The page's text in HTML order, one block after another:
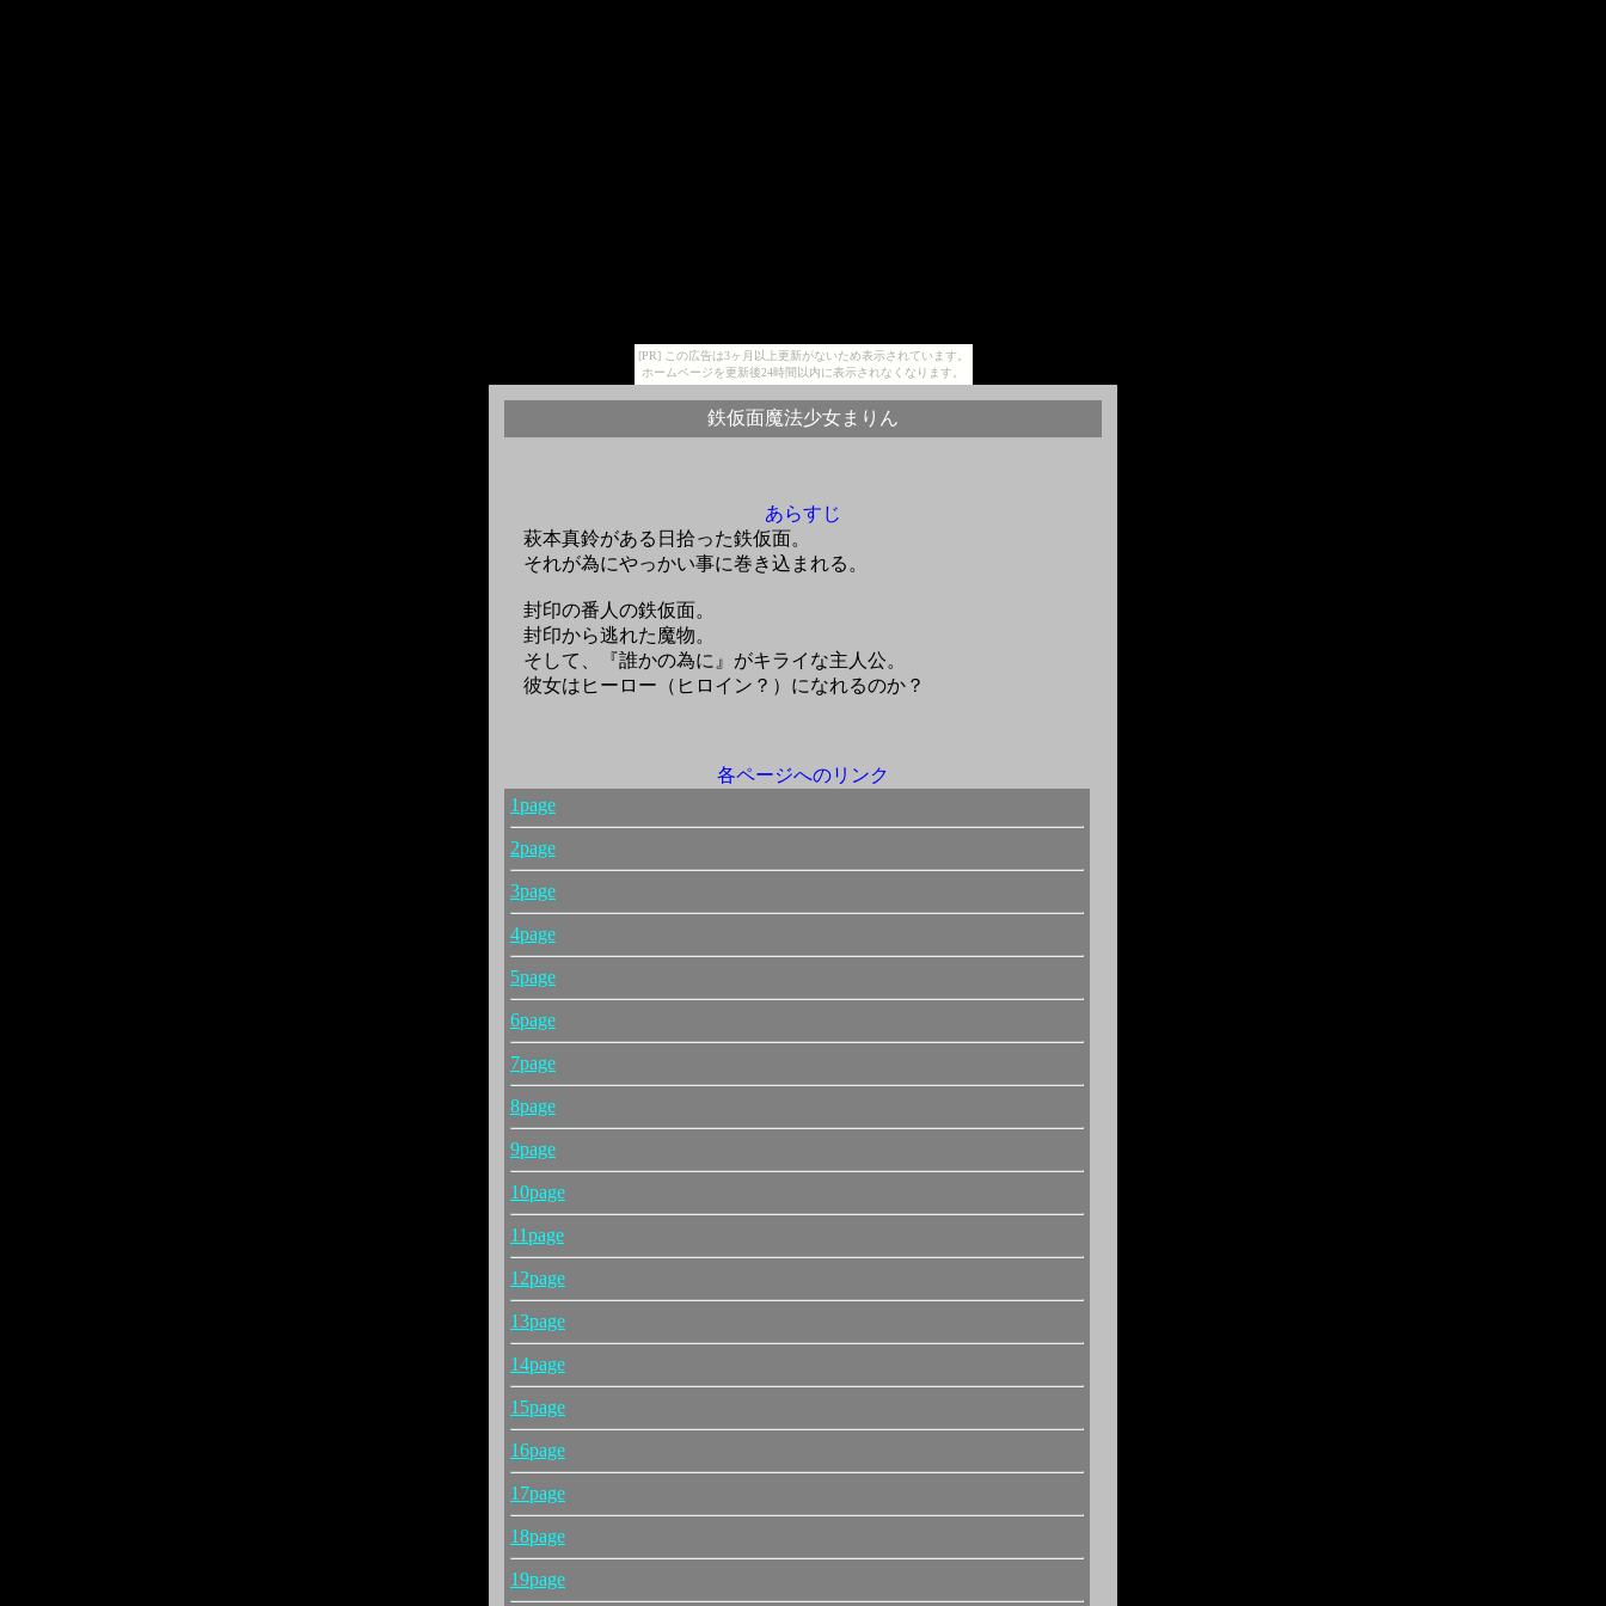
[PR] この広告は3ヶ月以上更新がないため表示されています。
ホームページを更新後24時間以内に表示されなくなります。
鉄仮面魔法少女まりん
あらすじ
萩本真鈴がある日拾った鉄仮面。
それが為にやっかい事に巻き込まれる。
封印の番人の鉄仮面。
封印から逃れた魔物。
そして、『誰かの為に』がキライな主人公。
彼女はヒーロー（ヒロイン？）になれるのか？
各ページへのリンク
1page
2page
3page
4page
5page
6page
7page
8page
9page
10page
11page
12page
13page
14page
15page
16page
17page
18page
19page